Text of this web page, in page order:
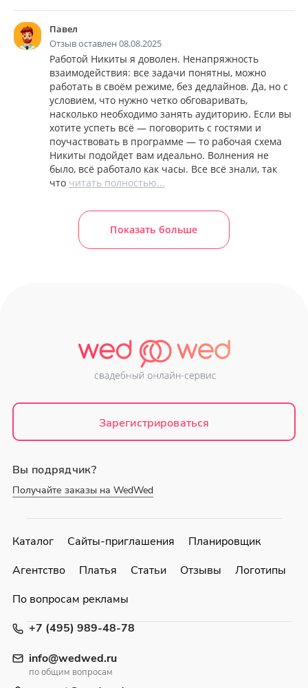
Павел
Отзыв оставлен 08.08.2025
Работой Никиты я доволен. Ненапряжность
взаимодействия: все задачи понятны, можно
работать в своём режиме, без дедлайнов. Да, но с
условием, что нужно четко обговаривать,
насколько необходимо занять аудиторию. Если вы
хотите успеть всё — поговорить с гостями и
поучаствовать в программе — то рабочая схема
Никиты подойдет вам идеально. Волнения не
было, всё работало как часы. Все всё знали, так
что читать полностью...
Показать больше
Зарегистрироваться
Вы подрядчик?
Получайте заказы на WedWed
+7 (495) 989-48-78
info@wedwed.ru
по общим вопросам
Каталог Сайты-приглашения
Планировщик
Агентство
Платья Статьи Отзывы
Логотипы
По вопросам рекламы